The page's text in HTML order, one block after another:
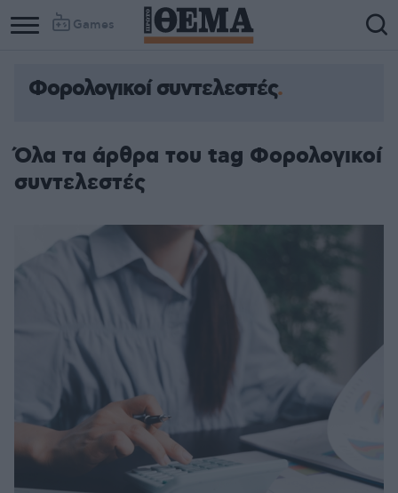
Games
Φορολογικοί συντελεστές
Όλα τα άρθρα του tag Φορολογικοί
συντελεστές